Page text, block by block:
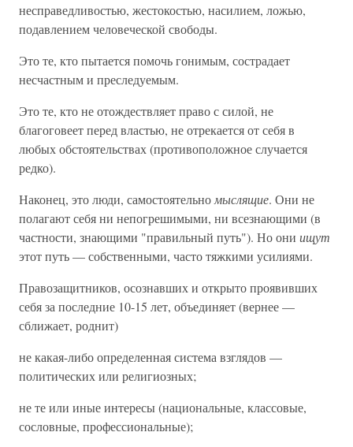
несправедливостью, жестокостью, насилием, ложью,
подавлением человеческой свободы.
Это те, кто пытается помочь гонимым, сострадает
несчастным и преследуемым.
Это те, кто не отождествляет право с силой, не
благоговеет перед властью, не отрекается от себя в
любых обстоятельствах (противоположное случается
редко).
Наконец, это люди, самостоятельно мыслящие. Они не
полагают себя ни непогрешимыми, ни всезнающими (в
частности, знающими "правильный путь"). Но они ищут
этот путь — собственными, часто тяжкими усилиями.
Правозащитников, осознавших и открыто проявивших
себя за последние 10-15 лет, объединяет (вернее —
сближает, роднит)
не какая-либо определенная система взглядов —
политических или религиозных;
не те или иные интересы (национальные, классовые,
сословные, профессиональные);